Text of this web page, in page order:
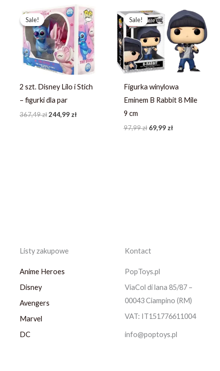
Sale!
Sale!
2 szt. Disney Lilo i Stich
– figurki dla par
367,49zł
Pierwotna
cena
wynosiła:
367,49 zł.
244,99 zł
Aktualna
cena
wynosi:
244,99 zł.
Sale!
Sale!
Figurka winylowa
Eminem B Rabbit 8 Mile
9 cm
97,99zł
cena
wynosiła:
97,99 zł.
69,99 zł
cena
wynosi:
69,99 zł.
Listy zakupowe
Anime Heroes
Disney
Avengers
Marvel
DC
Kontact
PopToys.pl
ViaCol di lana 85/87 –
00043 Ciampino (RM)
VAT: IT151776611004
info@poptoys.pl